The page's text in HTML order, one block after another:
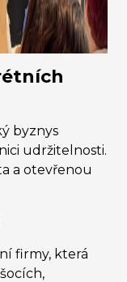
byznys
udržitelnosti.
a otevřenou
firmy, která